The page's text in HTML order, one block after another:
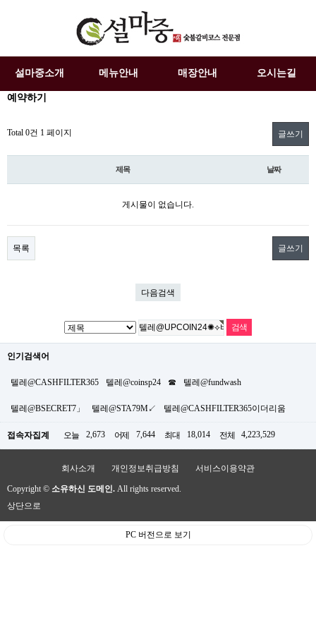
설마중소개 메뉴안내 매장안내 오시는길
예약하기
Total 0건 1 페이지 글쓰기
제목 날짜
게시물이 없습니다.
목록 글쓰기
다음검색
인기검색어
텔레@CASHFILTER365 텔레@coinsp24 ☎ 텔레@fundwash
텔레@BSECRET7」 텔레@STA79M↙ 텔레@CASHFILTER365이더리움
접속자집계 오늘 2,673 어제 7,644 최대 18,014 전체 4,223,529
회사소개 개인정보취급방침 서비스이용약관
Copyright © 소유하신 도메인. All rights reserved.
상단으로
PC 버전으로 보기